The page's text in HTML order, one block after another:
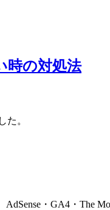
時の対処法
た。
・GA4・The